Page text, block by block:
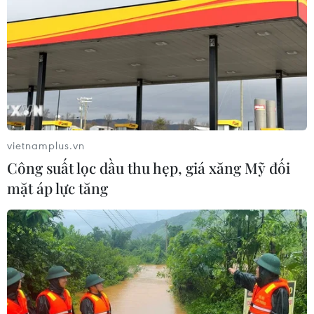
09/08/2026 06:20
Mưa lớn gây ngập cục bộ, chia cắt
một số khu vực miền núi Quảng Trị
09/08/2026 04:35
Bão Dolphin gây ảnh hưởng diện
rộng tại miền Đông Trung Quốc
09/08/2026 04:23
Nhật Bản: Sạt lở đất khiến gần 400
du khách mắc kẹt
vietnamplus.vn
Công suất lọc dầu thu hẹp, giá xăng Mỹ đối
mặt áp lực tăng